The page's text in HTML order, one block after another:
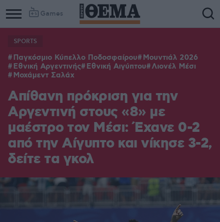
Games
SPORTS
Παγκόσμιο Κύπελλο Ποδοσφαίρου
Μουντιάλ 2026
Εθνική Αργεντινής Εθνική Αιγύπτου Λιονέλ Μέσι
Μοχάμεντ Σαλάχ
Απίθανη πρόκριση για την
Αργεντινή στους «8» με
μαέστρο τον Μέσι: Έχανε 0-2
από την Αίγυπτο και νίκησε 3-2,
δείτε τα γκολ